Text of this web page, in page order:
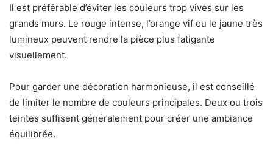
Il est préférable d’éviter les couleurs trop vives sur les
grands murs. Le rouge intense, l’orange vif ou le jaune très
lumineux peuvent rendre la pièce plus fatigante
visuellement.
Pour garder une décoration harmonieuse, il est conseillé
de limiter le nombre de couleurs principales. Deux ou trois
teintes suffisent généralement pour créer une ambiance
équilibrée.